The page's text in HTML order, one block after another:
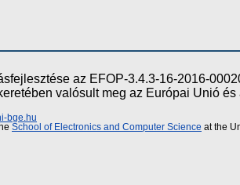
az EFOP-3.4.3-16-2016-
valósult meg az Európai Unió
bge.hu
School of Electronics and Computer Science at the